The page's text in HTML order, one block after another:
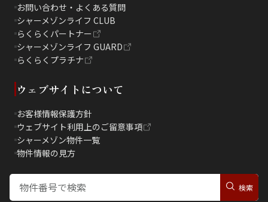
お問い合わせ・よくある質問
シャーメゾンライフ CLUB
らくらくパートナー
シャーメゾンライフ GUARD
らくらくプラチナ
ウェブサイトについて
お客様情報保護方針
ウェブサイト利用上のご留意事項
シャーメゾン物件一覧
物件情報の見方